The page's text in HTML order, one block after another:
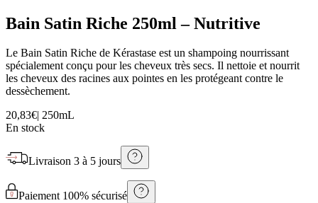
Bain Satin Riche 250ml – Nutritive
Le Bain Satin Riche de Kérastase est un shampoing nourrissant
spécialement conçu pour les cheveux très secs. Il nettoie et nourrit
les cheveux des racines aux pointes en les protégeant contre le
dessèchement.
20,83€| 250mL
En stock
Livraison 3 à 5 jours
Paiement 100% sécurisé